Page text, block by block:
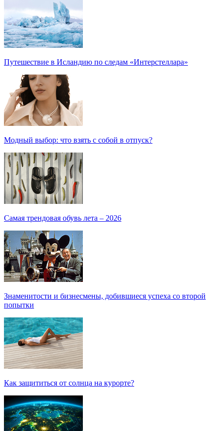
Путешествие в Исландию по следам «Интерстеллара»
Модный выбор: что взять с собой в отпуск?
Самая трендовая обувь лета – 2026
Знаменитости и бизнесмены, добившиеся успеха со второй
попытки
Как защититься от солнца на курорте?